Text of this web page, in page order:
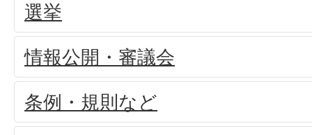
選挙
情報公開・審議会
条例・規則など